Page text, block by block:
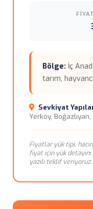
Bölge: İç
tarım,
Sevkiyat
Yerköy,
Fiyatlar yük tipi,
fiyat için yük
yazılı teklif veriyoruz.